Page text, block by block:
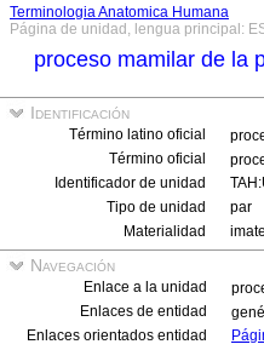
Terminologia Anatomica Humana
Página de unidad, lengua principal:
proceso mamilar de la
Identificación
Término latino oficial
Término oficial
Identificador de unidad
Tipo de unidad
par
Materialidad
Navegación
Enlace a la unidad
Enlaces de entidad
Enlaces orientados entidad